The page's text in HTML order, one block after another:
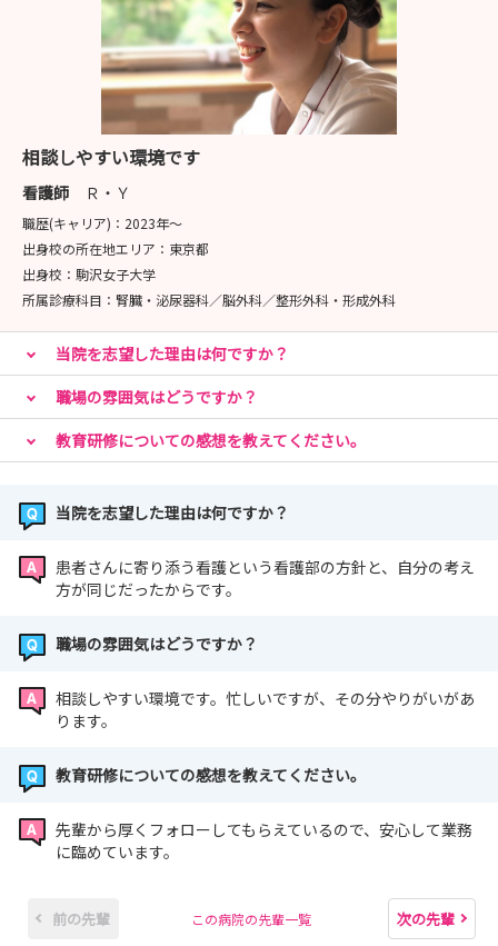
相談しやすい環境です
看護師 Ｒ・Ｙ
職歴(キャリア)： 2023年〜
出身校の所在地エリア： 東京都
出身校： 駒沢女子大学
所属診療科目： 腎臓・泌尿器科／脳外科／整形外科・形成外科
当院を志望した理由は何ですか？
職場の雰囲気はどうですか？
教育研修についての感想を教えてください。
当院を志望した理由は何ですか？
患者さんに寄り添う看護という看護部の方針と、自分の考え
方が同じだったからです。
職場の雰囲気はどうですか？
相談しやすい環境です。忙しいですが、その分やりがいがあ
ります。
教育研修についての感想を教えてください。
先輩から厚くフォローしてもらえているので、安心して業務
に臨めています。
前の先輩 この病院の先輩一覧 次の先輩